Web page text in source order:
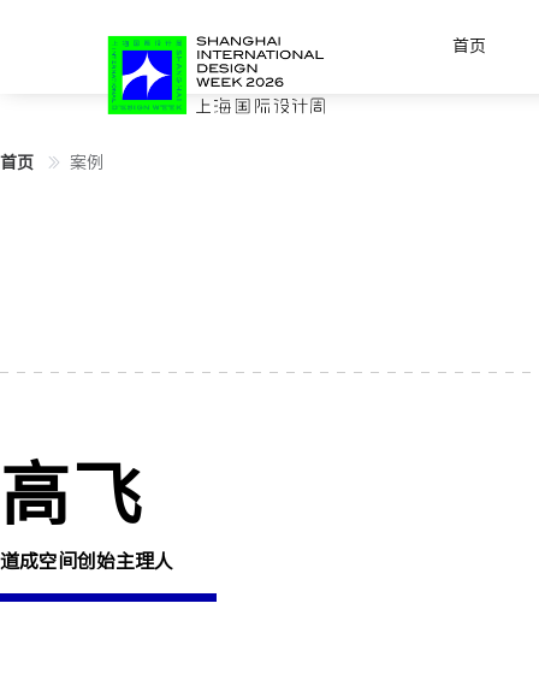
首页
首页 案例
高飞
道成空间创始主理人